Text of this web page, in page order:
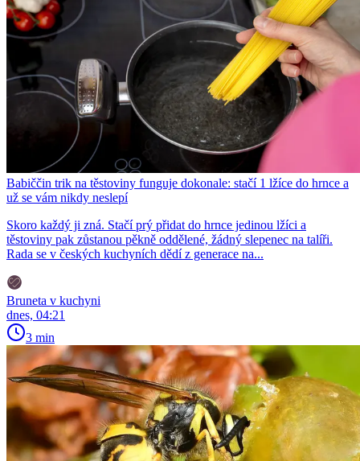
Babiččin trik na těstoviny funguje dokonale: stačí 1 lžíce do hrnce a
už se vám nikdy neslepí
Skoro každý ji zná. Stačí prý přidat do hrnce jedinou lžíci a
těstoviny pak zůstanou pěkně oddělené, žádný slepenec na talíři.
Rada se v českých kuchyních dědí z generace na...
Bruneta v kuchyni
dnes, 04:21
3 min